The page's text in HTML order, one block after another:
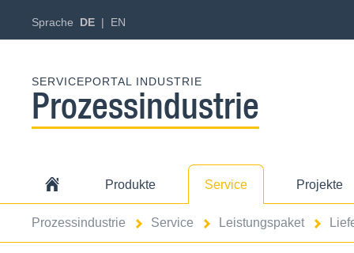
Sprache DE EN
SERVICEPORTAL INDUSTRIE
Prozessindustrie
Produkte Service Projekte
Prozessindustrie Service Leistungspaket